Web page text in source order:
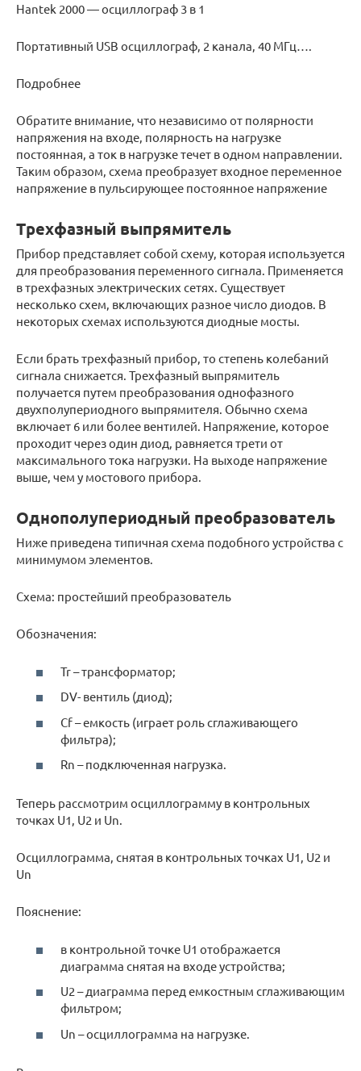
Hantek 2000 — осциллограф 3 в 1
Портативный USB осциллограф, 2 канала, 40 МГц….
Подробнее
Обратите внимание, что независимо от полярности
напряжения на входе, полярность на нагрузке
постоянная, а ток в нагрузке течет в одном направлении.
Таким образом, схема преобразует входное переменное
напряжение в пульсирующее постоянное напряжение
Трехфазный выпрямитель
Прибор представляет собой схему, которая используется
для преобразования переменного сигнала. Применяется
в трехфазных электрических сетях. Существует
несколько схем, включающих разное число диодов. В
некоторых схемах используются диодные мосты.
Если брать трехфазный прибор, то степень колебаний
сигнала снижается. Трехфазный выпрямитель
получается путем преобразования однофазного
двухполупериодного выпрямителя. Обычно схема
включает 6 или более вентилей. Напряжение, которое
проходит через один диод, равняется трети от
максимального тока нагрузки. На выходе напряжение
выше, чем у мостового прибора.
Однополупериодный преобразователь
Ниже приведена типичная схема подобного устройства с
минимумом элементов.
Схема: простейший преобразователь
Обозначения:
Tr – трансформатор;
DV- вентиль (диод);
Cf – емкость (играет роль сглаживающего
фильтра);
Rn – подключенная нагрузка.
Теперь рассмотрим осциллограмму в контрольных
точках U1, U2 и Un.
Осциллограмма, снятая в контрольных точках U1, U2 и
Un
Пояснение:
в контрольной точке U1 отображается
диаграмма снятая на входе устройства;
U2 – диаграмма перед емкостным сглаживающим
фильтром;
Un – осциллограмма на нагрузке.